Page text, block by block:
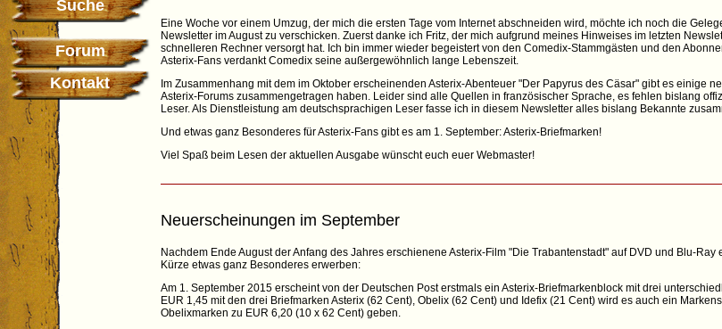
Suche
Forum
Kontakt
Eine Woche vor einem Umzug, der mich die ersten Tage vom Internet abschneiden wird, möchte ich noch die
Newsletter im August zu verschicken. Zuerst danke ich Fritz, der mich aufgrund meines Hinweises im letzten
schnelleren Rechner versorgt hat. Ich bin immer wieder begeistert von den Comedix-Stammgästen und den
Asterix-Fans verdankt Comedix seine außergewöhnlich lange Lebenszeit.
Im Zusammenhang mit dem im Oktober erscheinenden Asterix-Abenteuer "Der Papyrus des Cäsar" gibt es einige
Asterix-Forums zusammengetragen haben. Leider sind alle Quellen in französischer Sprache, es fehlen bislang
Leser. Als Dienstleistung am deutschsprachigen Leser fasse ich in diesem Newsletter alles bislang Bekannte
Und etwas ganz Besonderes für Asterix-Fans gibt es am 1. September: Asterix-Briefmarken!
Viel Spaß beim Lesen der aktuellen Ausgabe wünscht euch euer Webmaster!
Neuerscheinungen im September
Nachdem Ende August der Anfang des Jahres erschienene Asterix-Film "Die Trabantenstadt" auf DVD und Blu-
Kürze etwas ganz Besonderes erwerben:
Am 1. September 2015 erscheint von der Deutschen Post erstmals ein Asterix-Briefmarkenblock mit drei
EUR 1,45 mit den drei Briefmarken Asterix (62 Cent), Obelix (62 Cent) und Idefix (21 Cent) wird es auch ein
Obelixmarken zu EUR 6,20 (10 x 62 Cent) geben.